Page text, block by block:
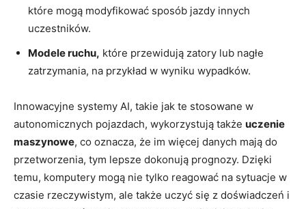
które mogą ⁣modyfikować sposób ⁢jazdy‍ innych⁤
uczestników.
Modele⁤ ruchu, które przewidują zatory lub nagłe
zatrzymania, na ⁤przykład w wyniku wypadków.
Innowacyjne systemy AI, takie jak te stosowane ⁤w
autonomicznych pojazdach, wykorzystują także uczenie
maszynowe, co ⁢oznacza, że im​ więcej danych mają do⁣
przetworzenia, tym​ lepsze dokonują prognozy. Dzięki
temu, komputery​ mogą nie tylko reagować na sytuacje w
czasie rzeczywistym, ale także uczyć się z doświadczeń​ i